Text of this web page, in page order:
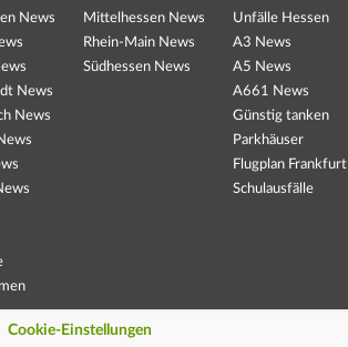
News
News
News
Mittelhessen News
Rhein-Main News
Südhessen News
Unfälle Hessen
A3 News
A5 News
A661 News
Günstig tanken
Parkhäuser
Flugplan Frankfurt
Schulausfälle
Cookie-Einstellungen